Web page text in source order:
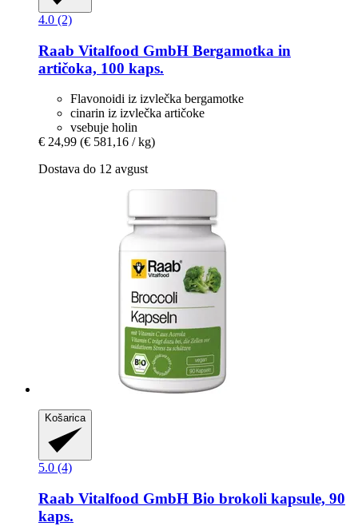
4.0 (2)
Raab Vitalfood GmbH Bergamotka in
artičoka, 100 kaps.
Flavonoidi iz izvlečka bergamotke
cinarin iz izvlečka artičoke
vsebuje holin
€ 24,99 (€ 581,16 / kg)
Dostava do 12 avgust
Košarica
5.0 (4)
Raab Vitalfood GmbH Bio brokoli kapsule, 90
kaps.